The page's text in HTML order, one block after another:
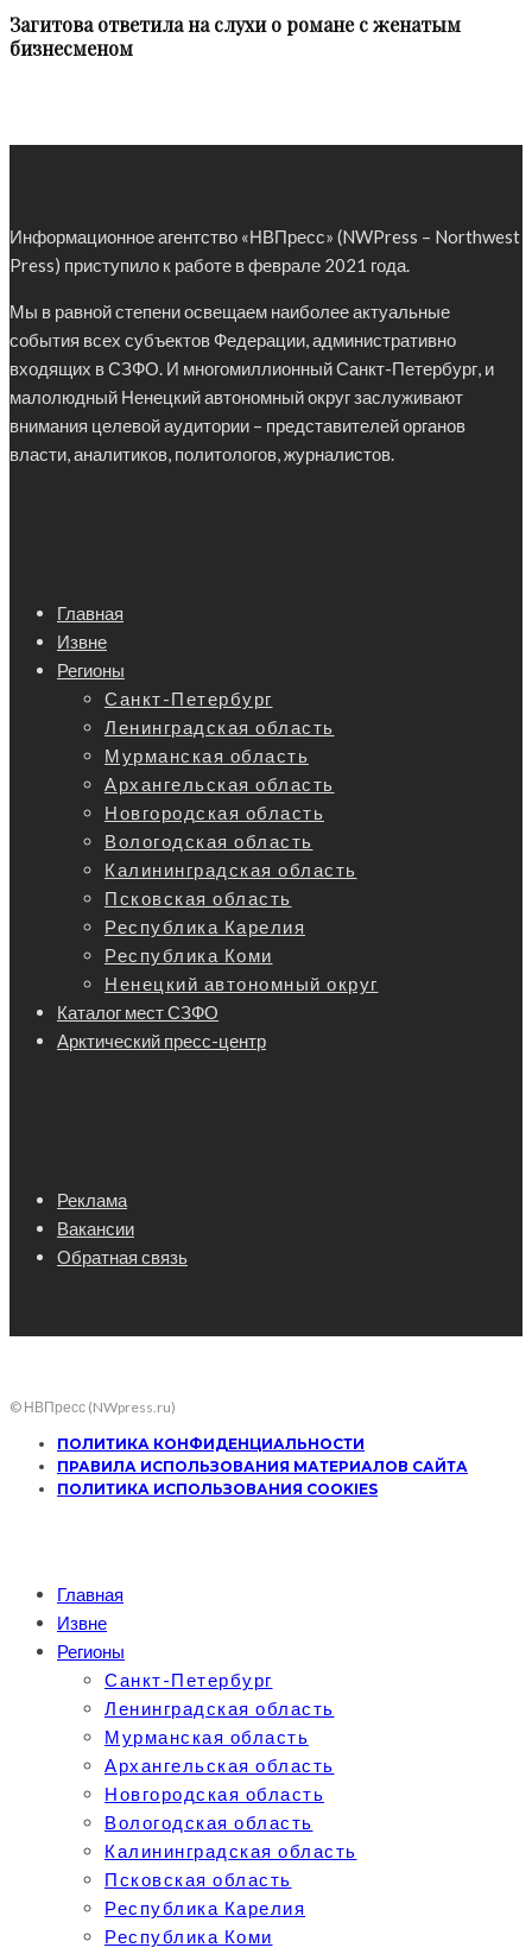
Загитова ответила на слухи о романе с женатым
бизнесменом
Информационное агентство «НВПресс» (NWPress – Northwest
Press) приступило к работе в феврале 2021 года.
Мы в равной степени освещаем наиболее актуальные
события всех субъектов Федерации, административно
входящих в СЗФО. И многомиллионный Санкт-Петербург, и
малолюдный Ненецкий автономный округ заслуживают
внимания целевой аудитории – представителей органов
власти, аналитиков, политологов, журналистов.
Главная
Извне
Регионы
Санкт-Петербург
Ленинградская область
Мурманская область
Архангельская область
Новгородская область
Вологодская область
Калининградская область
Псковская область
Республика Карелия
Республика Коми
Ненецкий автономный округ
Каталог мест СЗФО
Арктический пресс-центр
Реклама
Вакансии
Обратная связь
© НВПресс (NWpress.ru)
ПОЛИТИКА КОНФИДЕНЦИАЛЬНОСТИ
ПРАВИЛА ИСПОЛЬЗОВАНИЯ МАТЕРИАЛОВ САЙТА
ПОЛИТИКА ИСПОЛЬЗОВАНИЯ COOKIES
Главная
Извне
Регионы
Санкт-Петербург
Ленинградская область
Мурманская область
Архангельская область
Новгородская область
Вологодская область
Калининградская область
Псковская область
Республика Карелия
Республика Коми